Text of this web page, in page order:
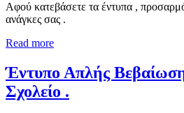
Αφού κατεβάσετε τα έντυπα ,
ανάγκες σας .
Read more
Έντυπο Απλής
Σχολείο .